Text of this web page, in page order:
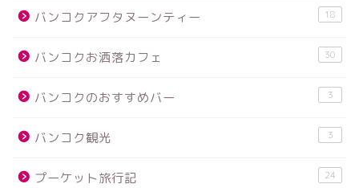
バンコクアフタヌーンティー 18
バンコクお洒落カフェ 30
バンコクのおすすめバー 3
バンコク観光 3
プーケット旅行記 24